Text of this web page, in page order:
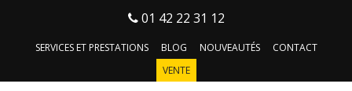
01 42 22 31 12
SERVICES ET PRESTATIONS BLOG NOUVEAUTÉS
CONTACT
VENTE